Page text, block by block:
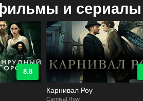
и сериалы
8.8
Карнивал Роу
Carnival Row